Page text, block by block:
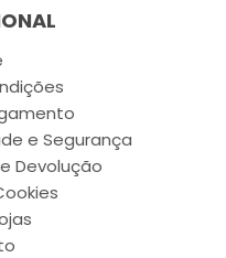
e Segurança
Devolução